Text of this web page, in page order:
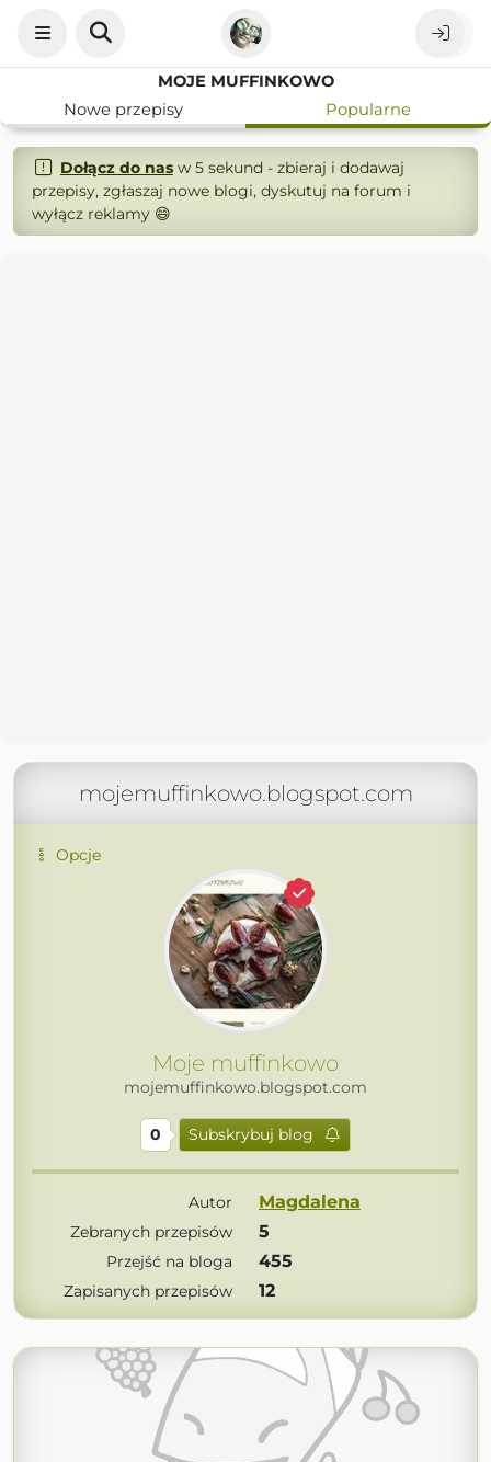
MOJE MUFFINKOWO
Nowe przepisy
Popularne
Dołącz do nasw 5 sekund - zbieraj i dodawaj
przepisy, zgłaszaj nowe blogi, dyskutuj na forum i
wyłącz reklamy 😄
mojemuffinkowo.blogspot.com
Opcje
Moje muffinkowo
mojemuffinkowo.blogspot.com
0 Subskrybuj blog
Autor Magdalena
Zebranych przepisów 5
Przejść na bloga 455
Zapisanych przepisów 12